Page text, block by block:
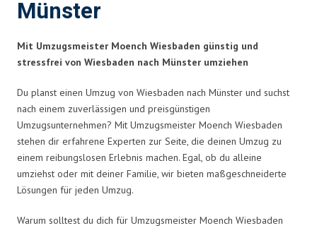
Münster
Mit Umzugsmeister Moench Wiesbaden günstig und
stressfrei von Wiesbaden nach Münster umziehen
Du planst einen Umzug von Wiesbaden nach Münster und suchst
nach einem zuverlässigen und preisgünstigen
Umzugsunternehmen? Mit Umzugsmeister Moench Wiesbaden
stehen dir erfahrene Experten zur Seite, die deinen Umzug zu
einem reibungslosen Erlebnis machen. Egal, ob du alleine
umziehst oder mit deiner Familie, wir bieten maßgeschneiderte
Lösungen für jeden Umzug.
Warum solltest du dich für Umzugsmeister Moench Wiesbaden